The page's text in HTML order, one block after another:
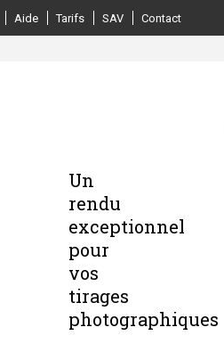
Aide Tarifs SAV Contact
Un
rendu
exceptionnel
pour
vos
tirages
photographiques